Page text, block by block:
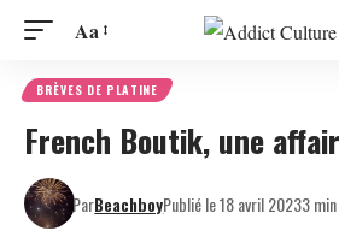
Aa
BRÈVES DE PLATINE
French Boutik, une
ParBeachboyPublié le 18 avril 20233